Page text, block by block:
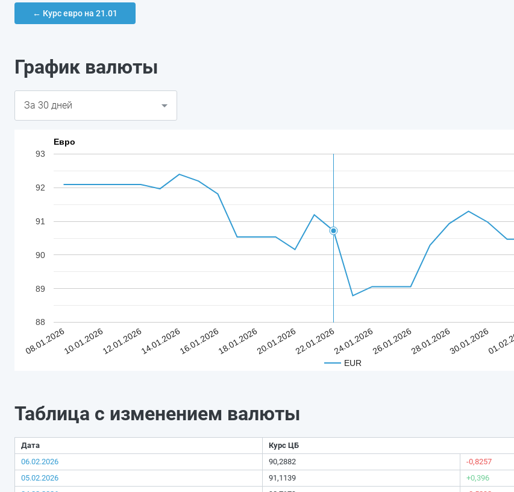
← Курс евро на 21.01
График валюты
Евро
EUR
08.01.202610.01.202612.01.202614.01.202616.01.202618.01.202620.01.202622.01.202624.01.202626.01.202628.01.202630.01.2026
88
89
90
91
92
93
Таблица с изменением валюты
Дата
Курс ЦБ
06.02.2026
90,2882
-0,8257
05.02.2026
91,1139
+0,396